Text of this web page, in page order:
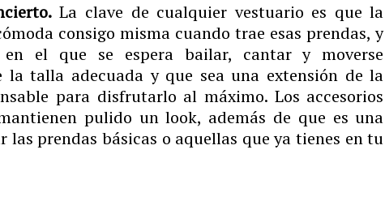
La clave de cualquier vestuario es que la
consigo misma cuando trae esas prendas, y
el que se espera bailar, cantar y moverse
la talla adecuada y que sea una extensión de la
para disfrutarlo al máximo. Los accesorios
pulido un look, además de que es una
prendas básicas o aquellas que ya tienes en tu